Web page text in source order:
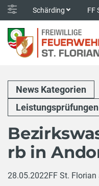
Schärding FF
News Kategorien
rb in
28.05.2022FF St. Florian